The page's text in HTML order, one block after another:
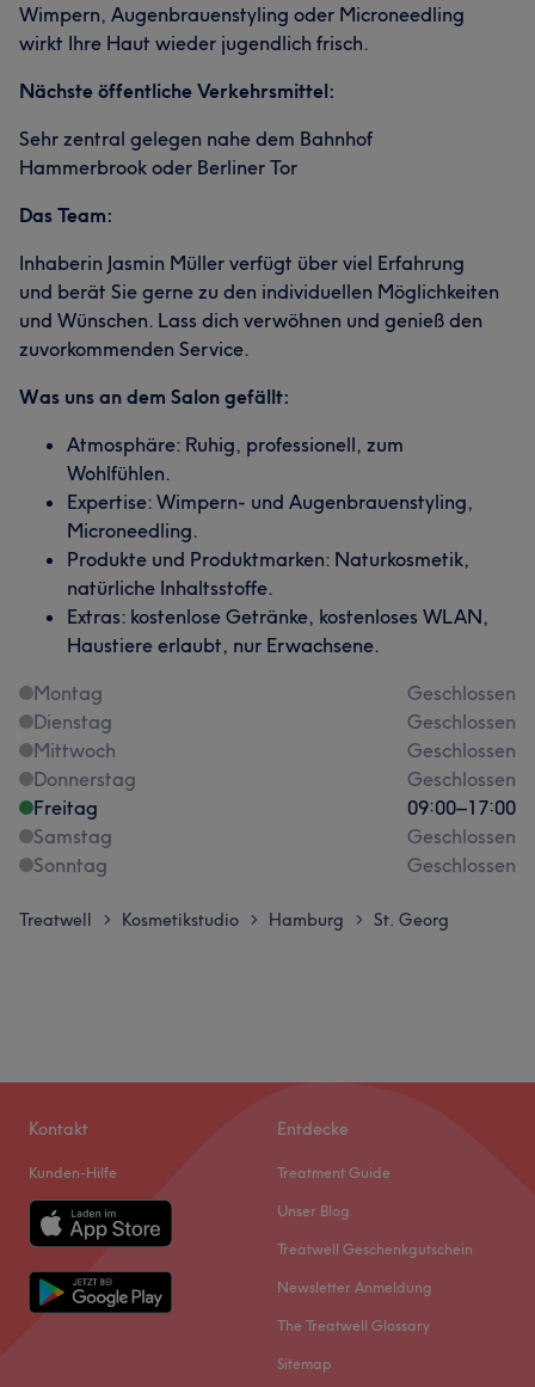
Wimpern, Augenbrauenstyling oder Microneedling
wirkt Ihre Haut wieder jugendlich frisch.
Nächste öffentliche Verkehrsmittel:
Sehr zentral gelegen nahe dem Bahnhof
Hammerbrook oder Berliner Tor
Das Team:
Inhaberin Jasmin Müller verfügt über viel Erfahrung
und berät Sie gerne zu den individuellen Möglichkeiten
und Wünschen. Lass dich verwöhnen und genieß den
zuvorkommenden Service.
Was uns an dem Salon gefällt:
Atmosphäre: Ruhig, professionell, zum
Wohlfühlen.
Expertise: Wimpern- und Augenbrauenstyling,
Microneedling.
Produkte und Produktmarken: Naturkosmetik,
natürliche Inhaltsstoffe.
Extras: kostenlose Getränke, kostenloses WLAN,
Haustiere erlaubt, nur Erwachsene.
Montag
Geschlossen
Dienstag
Geschlossen
Mittwoch
Geschlossen
Donnerstag
Geschlossen
Freitag
09:00–17:00
Samstag
Geschlossen
Sonntag
Geschlossen
Treatwell > Kosmetikstudio > Hamburg > St. Georg
Kontakt
Kunden-Hilfe
Entdecke
Treatment Guide
Unser Blog
Treatwell Geschenkgutschein
Newsletter Anmeldung
The Treatwell Glossary
Sitemap